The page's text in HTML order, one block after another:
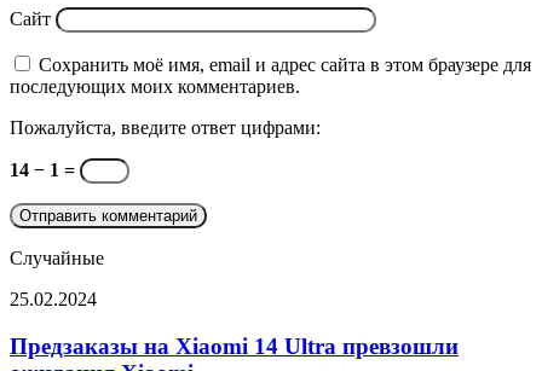
Сайт
Сохранить моё имя, email и адрес сайта в этом браузере для
последующих моих комментариев.
Пожалуйста, введите ответ цифрами:
14 − 1 =
Случайные
Предзаказы
Xiaomi
14
25.02.2024
Предзаказы на Xiaomi 14 Ultra превзошли